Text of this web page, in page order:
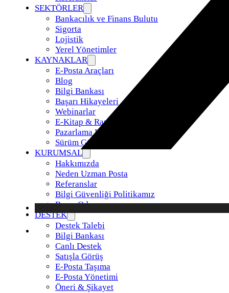
SEKTÖRLER
Bankacılık ve Finans Bulutu
Sigorta
Lojistik
Yerel Yönetimler
KAYNAKLAR
E-Posta Araçları
Blog
Bilgi Bankası
Başarı Hikayeleri
Webinarlar
E-Kitap & Raporlar
Pazarlama Kiti
Sürüm Güncellemeleri
KURUMSAL
Hakkımızda
Neden Uzman Posta
Referanslar
Bilgi Güvenliği Politikamız
Basın Odası
DESTEK
Destek Talebi
Bilgi Bankası
Canlı Destek
Satışla Görüş
E-Posta Taşıma
E-Posta Yönetimi
Öneri & Şikayet